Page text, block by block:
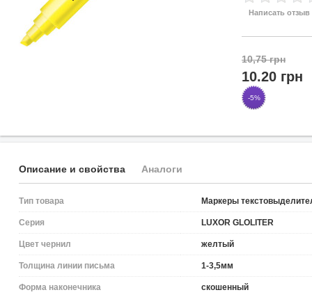
Написать отзыв
10,75 грн
10.20 грн
-5%
Описание и свойства Аналоги
Тип товара Маркеры
Серия LUXOR GLOLITER
Цвет чернил желтый
Толщина линии письма 1-3,5мм
Форма наконечника скошенный